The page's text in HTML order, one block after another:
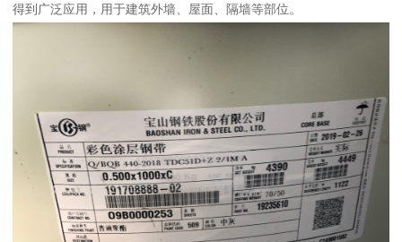
得到广泛应用，用于建筑外墙、屋面、隔墙等部位。